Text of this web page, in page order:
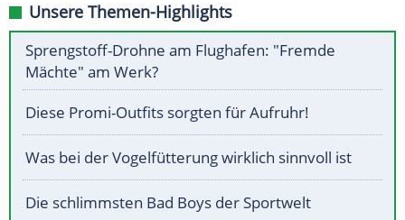
Unsere Themen-Highlights
Sprengstoff-Drohne am Flughafen: "Fremde
Mächte" am Werk?
Diese Promi-Outfits sorgten für Aufruhr!
Was bei der Vogelfütterung wirklich sinnvoll ist
Die schlimmsten Bad Boys der Sportwelt